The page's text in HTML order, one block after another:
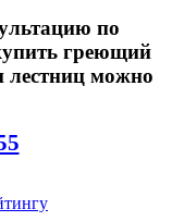
по
греющий
лестниц можно